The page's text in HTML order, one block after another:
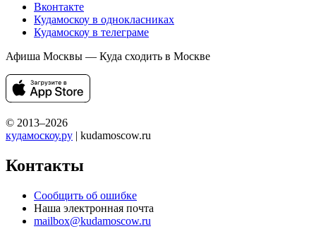
Вконтакте
Кудамоскоу в однокласниках
Кудамоскоу в телеграме
Афиша Москвы — Куда сходить в Москве
© 2013–2026
кудамоскоу.ру | kudamoscow.ru
Контакты
Сообщить об ошибке
Наша электронная почта
mailbox@kudamoscow.ru